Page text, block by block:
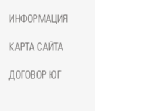
ИНФОРМАЦИЯ
КАРТА САЙТА
ДОГОВОР ЮГ